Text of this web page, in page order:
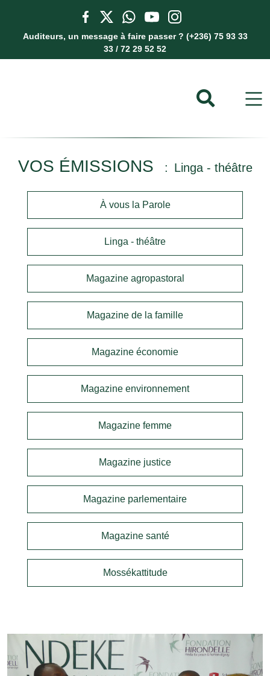
Auditeurs, un message à faire passer ? (+236) 75 93 33
33 / 72 29 52 52
VOS ÉMISSIONS Linga - théâtre
À vous la Parole
Linga - théâtre
Magazine agropastoral
Magazine de la famille
Magazine économie
Magazine environnement
Magazine femme
Magazine justice
Magazine parlementaire
Magazine santé
Mossékattitude